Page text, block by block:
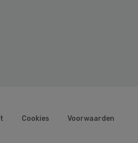
Cookies Voorwaarden